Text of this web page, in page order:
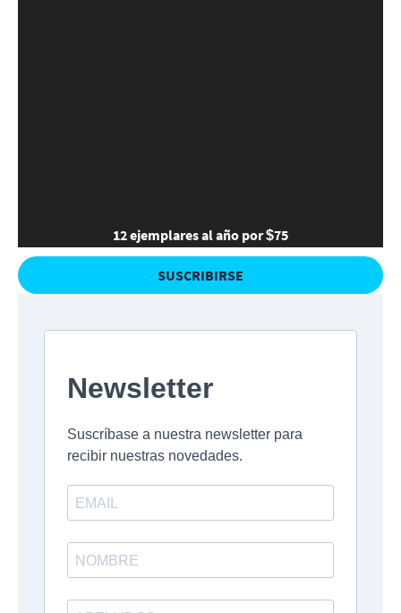
12 ejemplares al año por $75
SUSCRIBIRSE